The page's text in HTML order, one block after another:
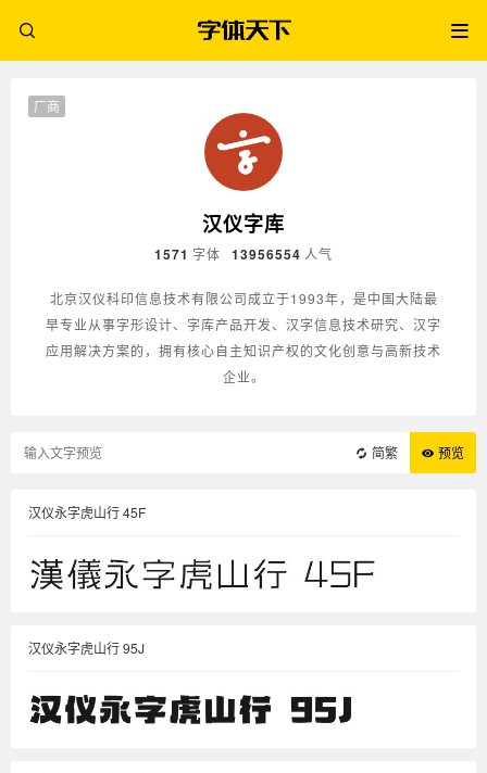
汉仪字库
1571 字体 13956554 人气
北京汉仪科印信息技术有限公司成立于1993年，是中国大陆最
早专业从事字形设计、字库产品开发、汉字信息技术研究、汉字
应用解决方案的，拥有核心自主知识产权的文化创意与高新技术
企业。
厂商
简繁 预览
汉仪永字虎山行 45F
汉仪永字虎山行 95J